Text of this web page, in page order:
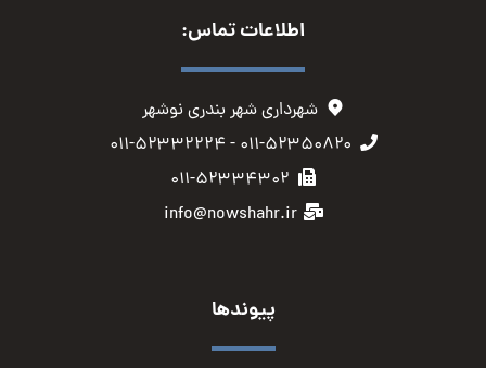
اطلاعات تماس:
شهرداری شهر بندری نوشهر
۰۱۱-۵۲۳۵۰۸۲۰ - ۰۱۱-۵۲۳۳۲۲۲۴
۰۱۱-۵۲۳۳۴۳۰۲
info@nowshahr.ir
پیوندها